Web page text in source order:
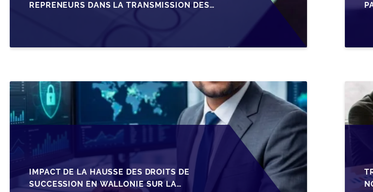
REPRENEURS DANS LA TRANSMISSION DES
IMPACT DE LA HAUSSE DES DROITS DE
SUCCESSION EN WALLONIE SUR LA